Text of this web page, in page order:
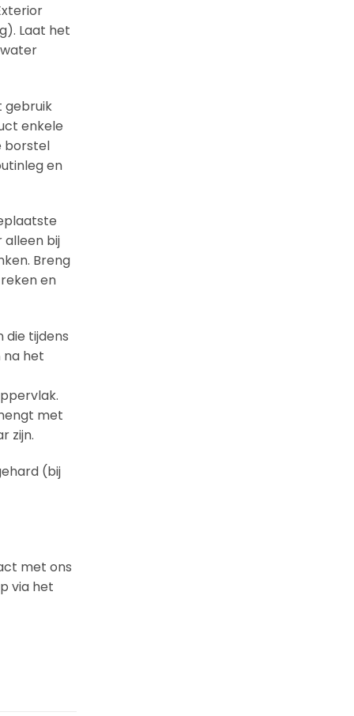
Laat het
gebruik
enkele
borstel
en
alleen bij
Breng
en
die tijdens
na het
met
zijn.
(bij
met ons
via het